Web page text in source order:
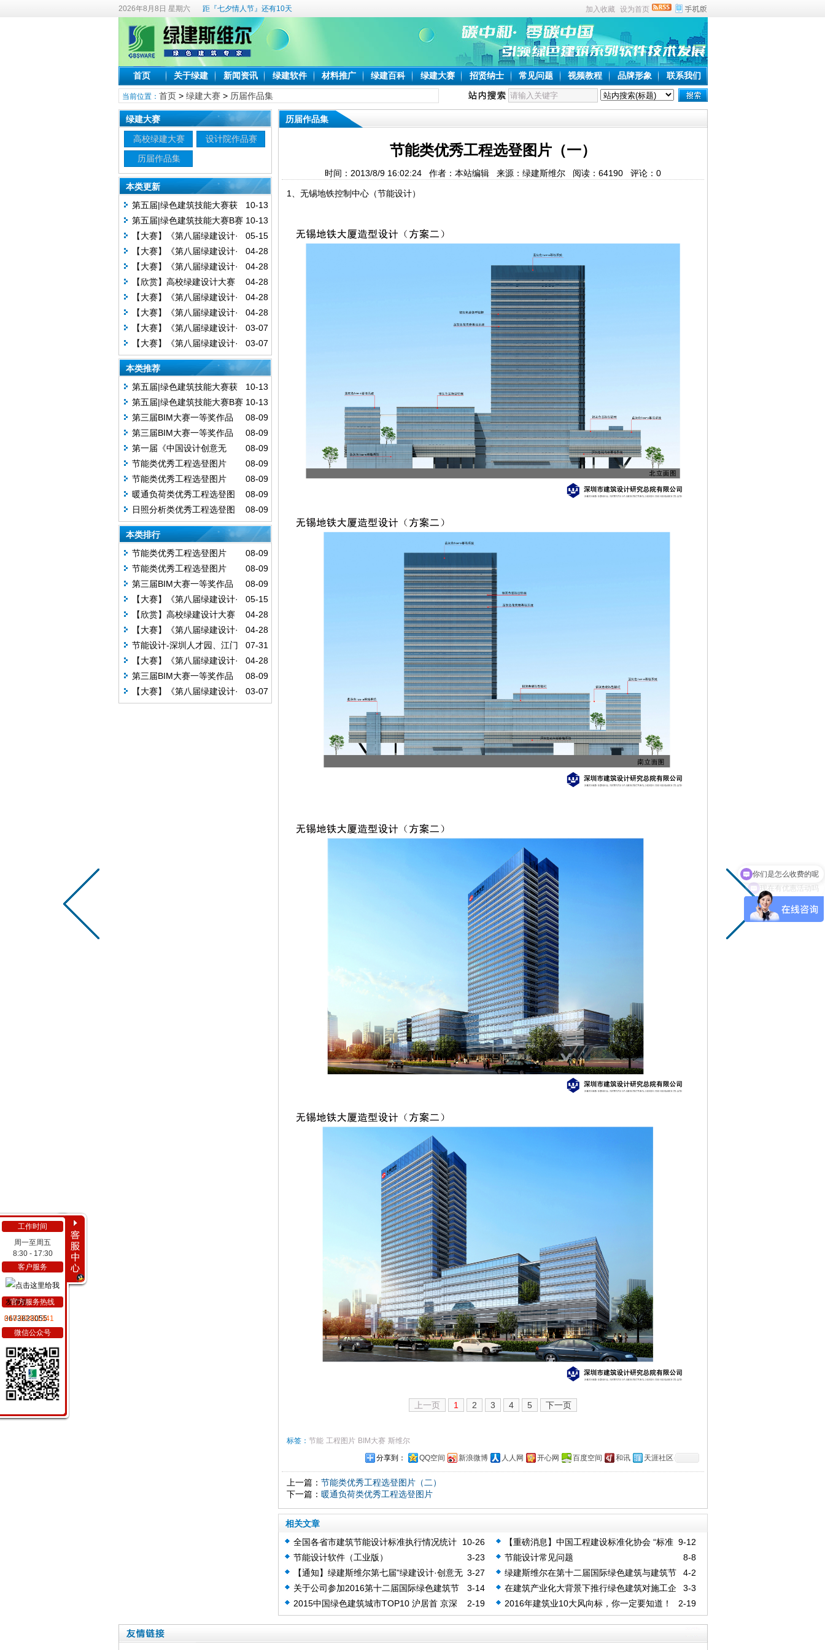
2026年8月8日 星期六 距『七夕情人节』还有10天 加入收藏 设为首页
首页 关于绿建 新闻资讯 绿建软件 材料推广 绿建百科 绿建大赛 招贤纳士 常见问题 视频教程 品牌形象 联系我们
当前位置： 首页> 绿建大赛> 历届作品集
历届作品集
节能类优秀工程选登图片（一）
时间：2013/8/9 16:02:24 作者：本站编辑 来源：绿建斯维尔 阅读： 64190评论： 0
1、无锡地铁控制中心（节能设计）
上一页 1 2 3 4 5 下一页
标签： 节能 工程图片 BIM大赛 斯维尔
分享到：
QQ空间 新浪微博 人人网 开心网 百度空间 和讯 天涯社区
上一篇： 节能类优秀工程选登图片（二）
下一篇： 暖通负荷类优秀工程选登图片
相关文章
10-26
全国各省市建筑节能设计标准执行情况统计
（动态更新）
9-12
【重磅消息】中国工程建设标准化协会 “标准
科技创新奖” 评审结果
3-23
节能设计软件（工业版） 8-8
节能设计常见问题
3-27
【通知】绿建斯维尔第七届"绿建设计·创意无
限"BIM大赛作品征集开始啦！
4-2
绿建斯维尔在第十二届国际绿色建筑与建筑节
能大会上再度被关注
3-14
关于公司参加2016第十二届国际绿色建筑节
能大会的公告
3-3
在建筑产业化大背景下推行绿色建筑对施工企
业的影响与对策解析
2-19
2015中国绿色建筑城市TOP10 沪居首 京深
次之
2-19
2016年建筑业10大风向标，你一定要知道！
绿建大赛
高校绿建大赛
设计院作品赛
历届作品集
本类更新
10-13
第五届|绿色建筑技能大赛获
奖作品：乡建乡恋—"低碳"背景下的
乡镇教学综合楼设计（湖南大学建
筑与规划学院)
10-13
第五届|绿色建筑技能大赛B赛
道获奖作品：碳寻·坚疫·智维（吉林
建筑科技学院管理工程学院)
05-15
【大赛】《第八届绿建设计·
创意无限》二等奖作品赏析
04-28
【大赛】《第八届绿建设计·
创意无限》二等奖作品赏析
04-28
【大赛】《第八届绿建设计·
创意无限》二等奖作品赏析
04-28
【欣赏】高校绿建设计大赛
优秀作品火热出炉
04-28
【大赛】《第八届绿建设计·
创意无限》二等奖作品赏析
04-28
【大赛】《第八届绿建设计·
创意无限》二等奖作品赏析
03-07
【大赛】《第八届绿建设计·
创意无限》一等奖作品赏析！
03-07
【大赛】《第八届绿建设计·
创意无限》一等奖作品赏析！
本类推荐
10-13
第五届|绿色建筑技能大赛获
奖作品：乡建乡恋—"低碳"背景下的
乡镇教学综合楼设计（湖南大学建
筑与规划学院)
10-13
第五届|绿色建筑技能大赛B赛
道获奖作品：碳寻·坚疫·智维（吉林
建筑科技学院管理工程学院)
08-09
第三届BIM大赛一等奖作品
《泰安文化艺术中心》
08-09
第三届BIM大赛一等奖作品
《河南公建》
08-09
第一届《中国设计创意无
限》冠军工程展示
08-09
节能类优秀工程选登图片
（二）
08-09
节能类优秀工程选登图片
（一）
08-09
暖通负荷类优秀工程选登图
片
08-09
日照分析类优秀工程选登图
片
本类排行
08-09
节能类优秀工程选登图片
（一）
08-09
节能类优秀工程选登图片
（二）
08-09
第三届BIM大赛一等奖作品
《泰安文化艺术中心》
05-15
【大赛】《第八届绿建设计·
创意无限》二等奖作品赏析
04-28
【欣赏】高校绿建设计大赛
优秀作品火热出炉
04-28
【大赛】《第八届绿建设计·
创意无限》二等奖作品赏析
07-31
节能设计-深圳人才园、江门
海逸国际酒店
04-28
【大赛】《第八届绿建设计·
创意无限》二等奖作品赏析
08-09
第三届BIM大赛一等奖作品
《河南公建》
03-07
【大赛】《第八届绿建设计·
创意无限》一等奖作品赏析！
工作时间
周一至周五
8:30 - 17:30
客户服务
3673823055
官方服务热线
010-82481341
微信公众号
现在有优惠活动吗